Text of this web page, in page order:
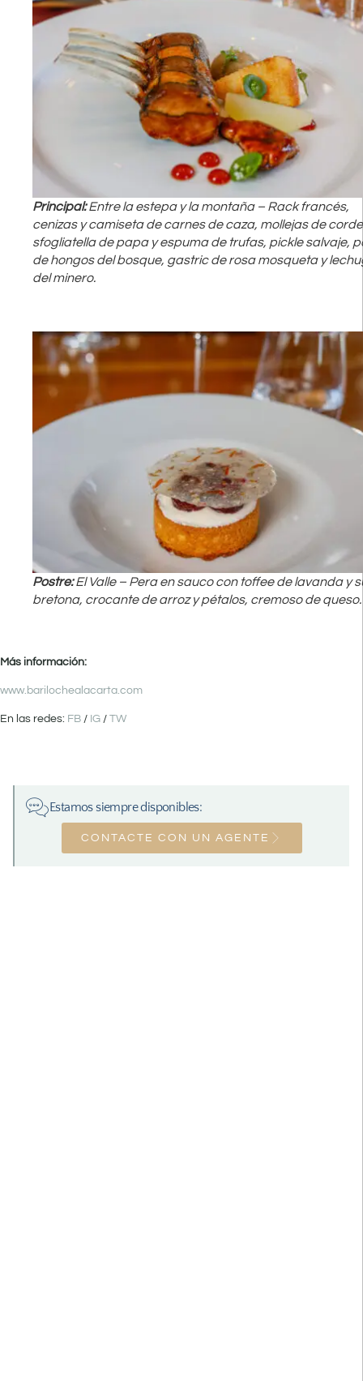
Principal:Entre la estepa y la montaña – Rack francés,
cenizas y camiseta de carnes de caza, mollejas de
sfogliatella de papa y espuma de trufas, pickle salvaje,
de hongos del bosque, gastric de rosa mosqueta y
del minero.
Postre:El Valle – Pera en sauco con toffee de lavanda y
bretona, crocante de arroz y pétalos, cremoso de queso.
Más información:
www.barilochealacarta.com
En las redes: FB / IG / TW
Estamos siempre disponibles:
CONTACTE CON UN AGENTE